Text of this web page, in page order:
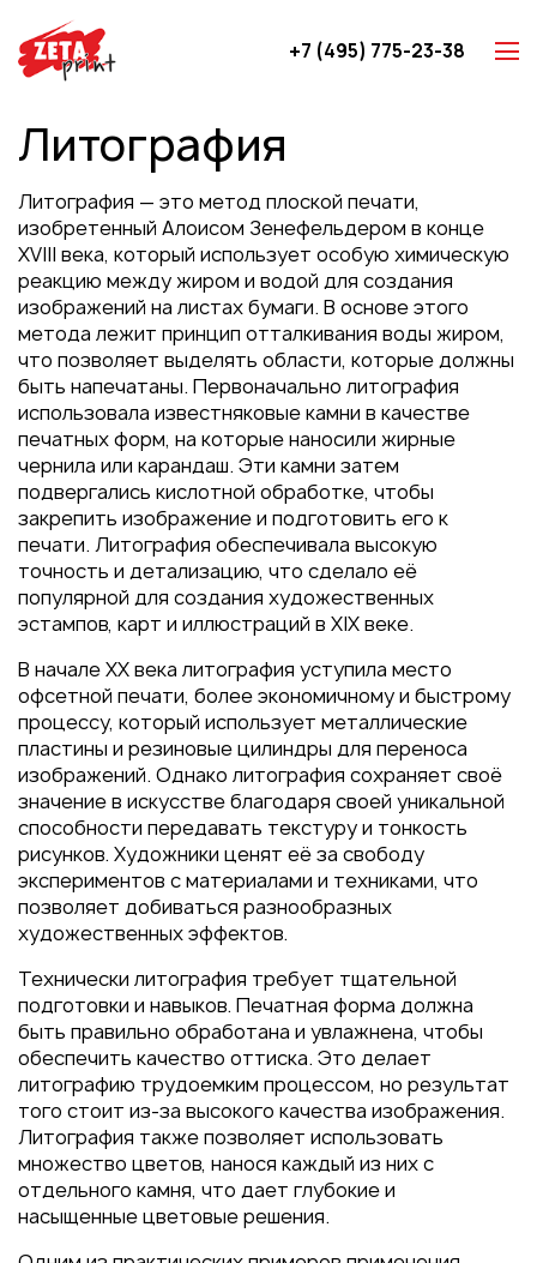
Брошюры
Игральные карты
Каталоги
Листовки
Книги
Папки
Календари
Упаковка
Блокноты с логотипом
Пакеты
Конверты
Журналы
Полиграфия для выставок
под ключ
Полиграфия к выборам 2026
+7 (495) 775-23-38
Литография
Литография — это метод плоской печати,
изобретенный Алоисом Зенефельдером в конце
XVIII века, который использует особую химическую
реакцию между жиром и водой для создания
изображений на листах бумаги. В основе этого
метода лежит принцип отталкивания воды жиром,
что позволяет выделять области, которые должны
быть напечатаны. Первоначально литография
использовала известняковые камни в качестве
печатных форм, на которые наносили жирные
чернила или карандаш. Эти камни затем
подвергались кислотной обработке, чтобы
закрепить изображение и подготовить его к
печати. Литография обеспечивала высокую
точность и детализацию, что сделало её
популярной для создания художественных
эстампов, карт и иллюстраций в XIX веке.
В начале XX века литография уступила место
офсетной печати, более экономичному и быстрому
процессу, который использует металлические
пластины и резиновые цилиндры для переноса
изображений. Однако литография сохраняет своё
значение в искусстве благодаря своей уникальной
способности передавать текстуру и тонкость
рисунков. Художники ценят её за свободу
экспериментов с материалами и техниками, что
позволяет добиваться разнообразных
художественных эффектов.
Технически литография требует тщательной
подготовки и навыков. Печатная форма должна
быть правильно обработана и увлажнена, чтобы
обеспечить качество оттиска. Это делает
литографию трудоемким процессом, но результат
того стоит из-за высокого качества изображения.
Литография также позволяет использовать
множество цветов, нанося каждый из них с
отдельного камня, что дает глубокие и
насыщенные цветовые решения.